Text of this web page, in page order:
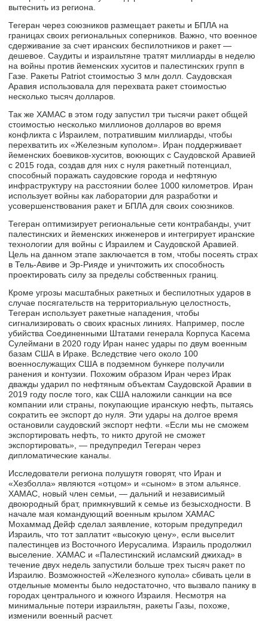
вытеснить из региона.
Тегеран через союзников размещает ракеты и БПЛА на
границах своих региональных соперников. Важно, что военное
сдерживание за счет иранских беспилотников и ракет —
дешевое. Саудиты и израильтяне тратят миллиарды в неделю
на войны против йеменских хуситов и палестинских групп в
Газе. Ракеты Patriot стоимостью 3 млн долл. Саудовская
Аравия использовала для перехвата ракет стоимостью
несколько тысяч долларов.
Так же ХАМАС в этом году запустил три тысячи ракет общей
стоимостью несколько миллионов долларов во время
конфликта с Израилем, потратившим миллиарды, чтобы
перехватить их «Железным куполом». Иран поддерживает
йеменских боевиков-хуситов, воюющих с Саудовской Аравией
с 2015 года, создав для них с нуля ракетный потенциал,
способный поражать саудовские города и нефтяную
инфраструктуру на расстоянии более 1000 километров. Иран
использует войны как лаборатории для разработки и
усовершенствования ракет и БПЛА для своих союзников.
Тегеран оптимизирует региональные сети контрабанды, учит
палестинских и йеменских инженеров и интегрирует иранские
технологии для войны с Израилем и Саудовской Аравией.
Цель на данном этапе заключается в том, чтобы посеять страх
в Тель-Авиве и Эр-Рияде и уничтожить их способность
проектировать силу за пределы собственных границ.
Кроме угрозы масштабных ракетных и беспилотных ударов в
случае посягательств на территориальную целостность,
Тегеран использует ракетные нападения, чтобы
сигнализировать о своих красных линиях. Например, после
убийства Соединенными Штатами генерала Корпуса Касема
Сулеймани в 2020 году Иран нанес удары по двум военным
базам США в Ираке. Вследствие чего около 100
военнослужащих США в подземном бункере получили
ранения и контузии. Похожим образом Иран через Ирак
дважды ударил по нефтяным объектам Саудовской Аравии в
2019 году после того, как США наложили санкции на все
компании или страны, покупающие иранскую нефть, пытаясь
сократить ее экспорт до нуля. Эти удары на долгое время
остановили саудовский экспорт нефти. «Если мы не сможем
экспортировать нефть, то никто другой не сможет
экспортировать», — предупредил Тегеран через
дипломатические каналы.
Исследователи региона полушутя говорят, что Иран и
«Хезболла» являются «отцом» и «сыном» в этом альянсе.
ХАМАС, новый член семьи, — дальний и независимый
двоюродный брат, примкнувший к семье из безысходности. В
начале мая командующий военным крылом ХАМАС
Мохаммад Дейф сделал заявление, которым предупредил
Израиль, что тот заплатит «высокую цену», если выселит
палестинцев из Восточного Иерусалима. Израиль продолжил
выселение. ХАМАС и «Палестинский исламский джихад» в
течение двух недель запустили больше трех тысяч ракет по
Израилю. Возможностей «Железного купола» сбивать цели в
отдельные моменты было недостаточно, что вызвало панику в
городах центрального и южного Израиля. Несмотря на
минимальные потери израильтян, ракеты Газы, похоже,
изменили военный расчет.